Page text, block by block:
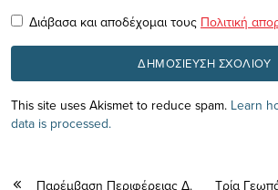
Διάβασα και αποδέχομαι τους Πολιτική
This site uses Akismet to reduce spam. Learn
data is processed.
Παρέμβαση Περιφέρειας Δ.
Τρία